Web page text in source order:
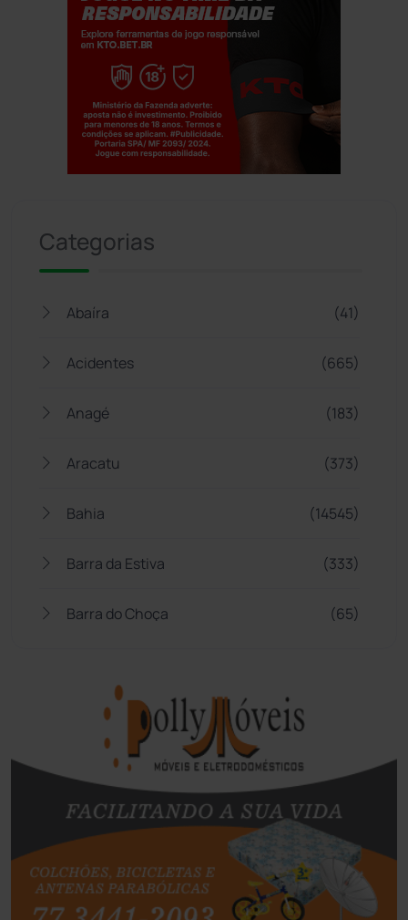
Categorias
Abaíra (41)
Acidentes (665)
Anagé (183)
Aracatu (373)
Bahia (14545)
Barra da Estiva (333)
Barra do Choça (65)
Bom Jesus da Lapa
Boquira
Botuporã (72)
Brasil (7680)
Brumado (31955)